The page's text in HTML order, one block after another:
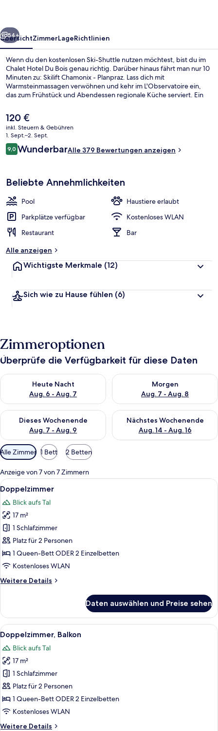
Weiter
54+
ÜbersichtZimmerLageRichtlinien
Wenn du den kostenlosen Ski-Shuttle nutzen möchtest, bist du im
Chalet Hotel Du Bois genau richtig. Darüber hinaus fährt man nur 10
Minuten zu: Skilift Chamonix - Planpraz. Lass dich mit
Warmsteinmassagen verwöhnen und kehr im L'Observatoire ein,
das zum Frühstück und Abendessen regionale Küche serviert. Ein
weiteren Highlights. Von einem Skiraum und Skiunterricht
profitierst du ebenfalls. Andere Reisende lieben das hilfsbereite
Personal.
Der
aktuelle
Preis
beträgt
120 €.
120 €
inkl. Steuern & Gebühren
1. Sept.–2. Sept.
Bewertungen
9,09,0 von 10.
WunderbarAlle 379 Bewertungen anzeigen
Beliebte Annehmlichkeiten
Pool
Haustiere erlaubt
Parkplätze verfügbar
Kostenloses WLAN
Restaurant
Bar
Alle anzeigen
Wichtigste Merkmale (12)
Sich wie zu Hause fühlen (6)
Zimmeroptionen
Überprüfe die Verfügbarkeit für diese Daten
Heute Nacht
Aug. 6 - Aug. 7
Überprüfe die Verfügbarkeit für heute Nacht, Aug. 6 - Aug. 7.
Morgen
Aug. 7 - Aug. 8
Überprüfe die Verfügbarkeit
Dieses Wochenende
Aug. 7 - Aug. 9
Überprüfe die Verfügbarkeit für dieses Wochenende, Aug. 7
Nächstes Wochenende
Aug. 14 - Aug. 16
Überprüfe die Verfügbarkeit
Verfügbare
Filter
für
Zimmer
Alle Zimmer 1 Bett 2 Betten
Anzeige von 7 von 7 Zimmern
Alle
Fotos
für
Doppelzimmer
anzeigen
Ein ordentlich bezogenes Bett mit
3
Doppelzimmer
Blick aufs Tal
17 m²
1 Schlafzimmer
Platz für 2 Personen
1 Queen-Bett ODER 2 Einzelbetten
Kostenloses WLAN
Weitere Details
Weitere
Daten auswählen und Preise sehen
Alle
Fotos
für
Doppelzimmer,
Balkon
anzeigen
Ein ordentlich bezogenes Bett mit
7
Doppelzimmer, Balkon
Blick aufs Tal
17 m²
1 Schlafzimmer
Platz für 2 Personen
1 Queen-Bett ODER 2 Einzelbetten
Kostenloses WLAN
Weitere Details
Weitere